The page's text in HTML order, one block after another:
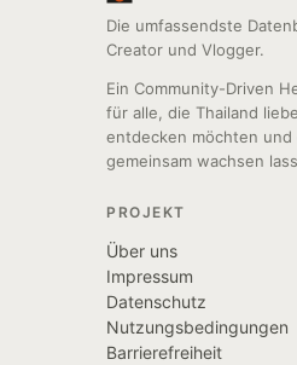
Die umfassendste
Creator und Vlogger.
Ein Community-Driven
für alle, die Thailand
entdecken möchten und
gemeinsam wachsen
PROJEKT
Über uns
Impressum
Datenschutz
Nutzungsbedingungen
Barrierefreiheit